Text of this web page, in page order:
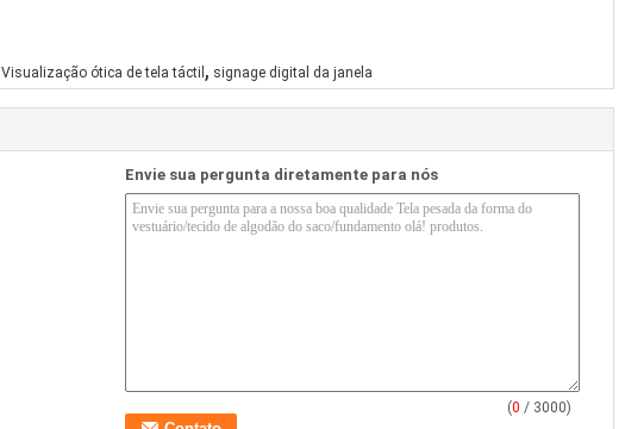
Visualização ótica de tela táctil , signage digital da janela
Envie sua pergunta diretamente para nós
(0 / 3000)